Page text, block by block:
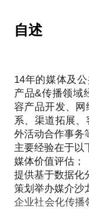
平台上，被搜
性的线上推广，
如何鉴别适用渠
自述
14年的媒体及
产品&传播领域
容产品开发、
系、渠道拓展
外活动合作事务
主要经验在于以
媒体价值评估；
提供基于数据化
策划举办媒介沙
企业社会化传播